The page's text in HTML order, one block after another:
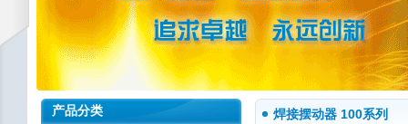
产品分类 焊接摆动器 100系列